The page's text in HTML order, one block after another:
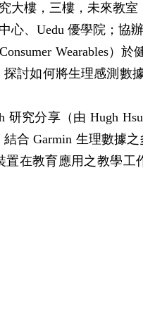
大樓，三樓，未來教室
心、Uedu 優學院；協辦
Wearables）
討如何將生理感測數
研究分享（由 Hugh
合 Garmin 生理數據
在教育應用之教學工